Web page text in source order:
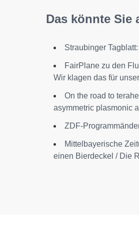
Das könnte Sie
Straubinger
FairPlane zu den
Wir klagen das für
On the road to
asymmetric plasmonic
ZDF-
Mittelbayerische
einen Bierdeckel / Die